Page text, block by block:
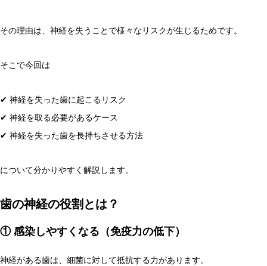
その理由は、神経を失うことで様々なリスクが生じるためです。
そこで今回は
✔ 神経を失った歯に起こるリスク
✔ 神経を取る必要があるケース
✔ 神経を失った歯を長持ちさせる方法
について分かりやすく解説します。
歯の神経の役割とは？
① 感染しやすくなる（免疫力の低下）
神経がある歯は、細菌に対して抵抗する力があります。